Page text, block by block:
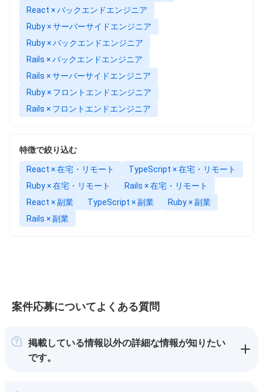
React × バックエンドエンジニア
Ruby × サーバーサイドエンジニア
Ruby × バックエンドエンジニア
Rails × バックエンドエンジニア
Rails × サーバーサイドエンジニア
Ruby × フロントエンドエンジニア
Rails × フロントエンドエンジニア
特徴で絞り込む
React × 在宅・リモート
TypeScript × 在宅・リモート
Ruby × 在宅・リモート
Rails × 在宅・リモート
React × 副業
TypeScript × 副業
Ruby × 副業
Rails × 副業
案件応募についてよくある質問
掲載している情報以外の詳細な情報が知りたい
です。